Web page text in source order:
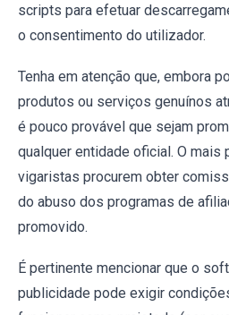
scripts para efetuar
o consentimento do utilizador.
Tenha em atenção que, embora
produtos ou serviços genuínos
é pouco provável que sejam
qualquer entidade oficial. O mais
vigaristas procurem obter
do abuso dos programas de
promovido.
É pertinente mencionar que o
publicidade pode exigir